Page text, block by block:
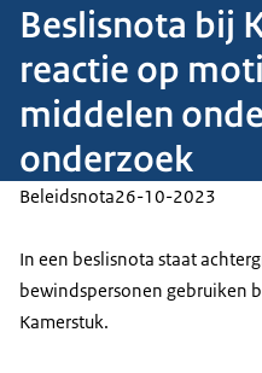
Beslisnota bij
reactie op
middelen
onderzoek
Beleidsnota26-10-2023
In een beslisnota staat
bewindspersonen gebruiken
Kamerstuk.